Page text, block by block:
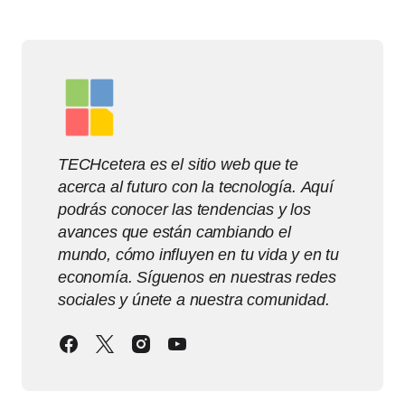
TECHcetera es el sitio web que te
acerca al futuro con la tecnología. Aquí
podrás conocer las tendencias y los
avances que están cambiando el
mundo, cómo influyen en tu vida y en tu
economía. Síguenos en nuestras redes
sociales y únete a nuestra comunidad.